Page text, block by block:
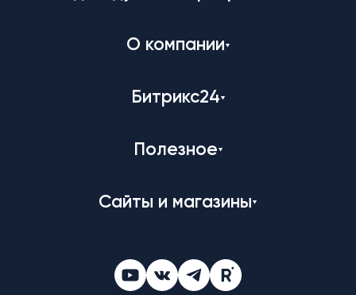
О компании
Битрикс24
Полезное
Сайты и магазины